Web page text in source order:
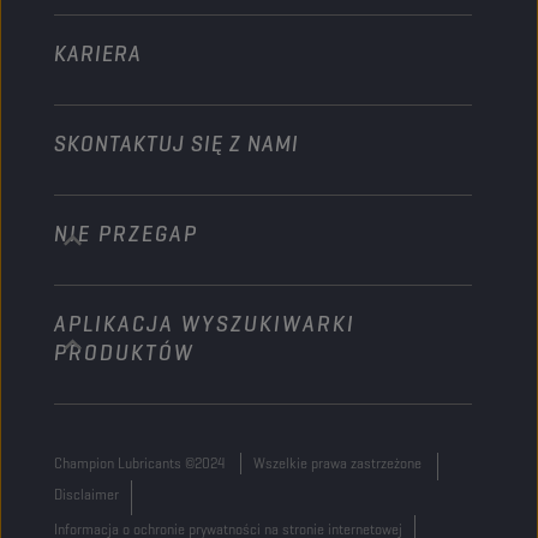
KARIERA
SKONTAKTUJ SIĘ Z NAMI
info@championlubes.com
+32 3 870 00 20
Georges Gilliotstraat, 52 2620 Hemiksem
Belgium
NIE PRZEGAP
APLIKACJA WYSZUKIWARKI
PRODUKTÓW
Champion Lubricants ©2024
Wszelkie prawa zastrzeżone
Disclaimer
Informacja o ochronie prywatności na stronie internetowej